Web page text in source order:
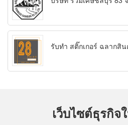
รับทำ สติ๊กเกอร์ ฉลากสิ
เว็บไซต์ธุรกิจ